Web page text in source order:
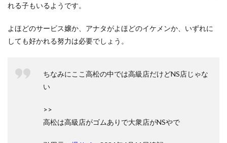
れる子もいるようです。
よほどのサービス嬢か、アナタがよほどのイケメンか、いずれに
しても好かれる努力は必要でしょう。
ちなみにここ高松の中では高級店だけどNS店じゃな
い
>>
高松は高級店がゴムありで大衆店がNSやで